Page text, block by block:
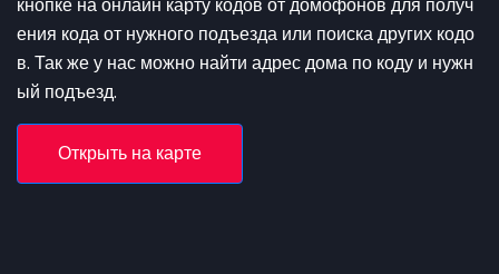
ения кода от нужного подъезда или поиска других кодо
в. Так же у нас можно найти адрес дома по коду и нужн
ый подъезд.
Открыть на карте